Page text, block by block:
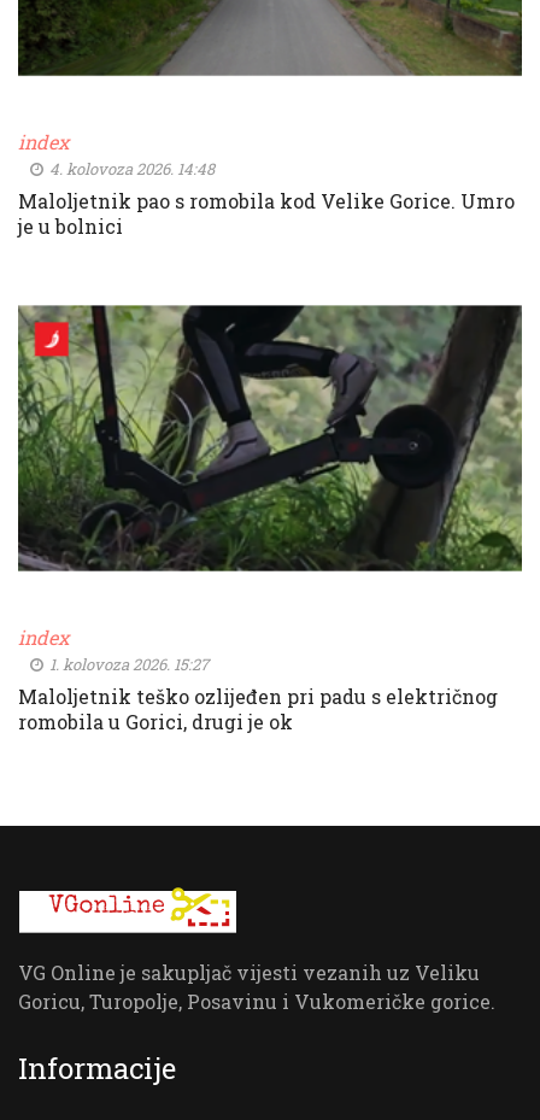
index
4. kolovoza 2026. 14:48
Maloljetnik pao s romobila kod Velike Gorice. Umro
je u bolnici
index
1. kolovoza 2026. 15:27
Maloljetnik teško ozlijeđen pri padu s električnog
romobila u Gorici, drugi je ok
VG Online je sakupljač vijesti vezanih uz Veliku
Goricu, Turopolje, Posavinu i Vukomeričke gorice.
Informacije